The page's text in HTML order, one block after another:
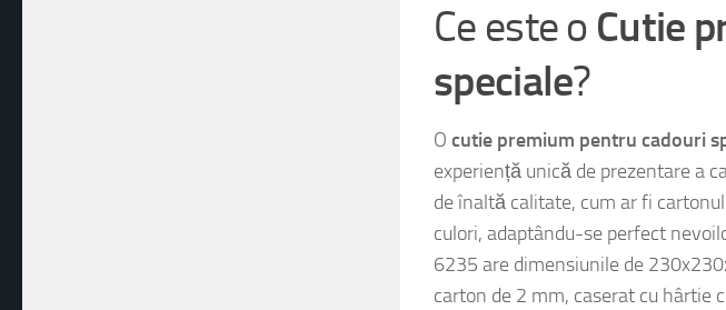
Ce este o Cutie
speciale?
O cutie premium pentru cadouri
experiență unică de prezentare a
de înaltă calitate, cum ar fi
culori, adaptându-se perfect
6235 are dimensiunile de
carton de 2 mm, caserat cu hârtie